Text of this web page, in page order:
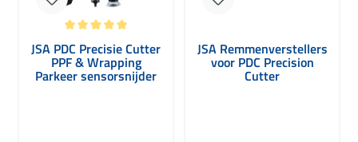
Gemiddelde waardering van 5 van 5 sterren
JSA PDC Precisie Cutter
PPF & Wrapping
Parkeer sensorsnijder
JSA Remmenverstellers
voor PDC Precision
Cutter